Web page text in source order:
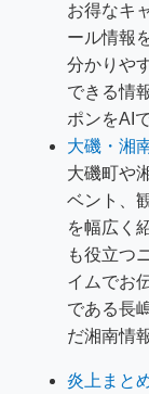
お得なキ
ール情報
分かりや
できる情
ポンをAI
大磯・湘
大磯町や
ベント、
を幅広く
も役立つ
イムでお
である長
だ湘南情
炎上まと